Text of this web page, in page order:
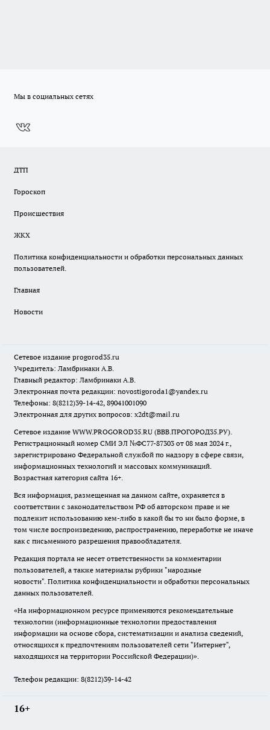
Мы в социальных сетях
ДТП
Гороскоп
Происшествия
ЖКХ
Политика конфиденциальности и обработки персональных данных
пользователей.
Главная
Новости
Сетевое издание progorod35.ru
Учредитель: Ламбринаки А.В.
Главный редактор: Ламбринаки А.В.
Электронная почта редакции: novostigoroda1@yandex.ru
Телефоны: 8(8212)39-14-42, 89041001090
Электронная для других вопросов: x2dt@mail.ru
Сетевое издание WWW.PROGOROD35.RU (ВВВ.ПРОГОРОД35.РУ).
Регистрационный номер СМИ ЭЛ №ФС77-87303 от 08 мая 2024 г.,
зарегистрировано Федеральной службой по надзору в сфере связи,
информационных технологий и массовых коммуникаций.
Возрастная категория сайта 16+.
Вся информация, размещенная на данном сайте, охраняется в
соответствии с законодательством РФ об авторском праве и не
подлежит использованию кем-либо в какой бы то ни было форме, в
том числе воспроизведению, распространению, переработке не иначе
как с письменного разрешения правообладателя.
Редакция портала не несет ответственности за комментарии
пользователей, а также материалы рубрики "народные
новости". Политика конфиденциальности и обработки персональных
данных пользователей.
«На информационном ресурсе применяются рекомендательные
технологии (информационные технологии предоставления
информации на основе сбора, систематизации и анализа сведений,
относящихся к предпочтениям пользователей сети "Интернет",
находящихся на территории Российской Федерации)».
Телефон редакции: 8(8212)39-14-42
16+